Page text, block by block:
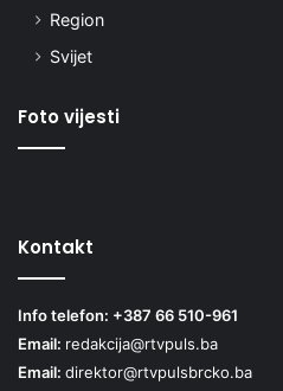
Region
Svijet
Foto vijesti
Kontakt
Info telefon: +387 66 510-961
Email: redakcija@rtvpuls.ba
Email: direktor@rtvpulsbrcko.ba